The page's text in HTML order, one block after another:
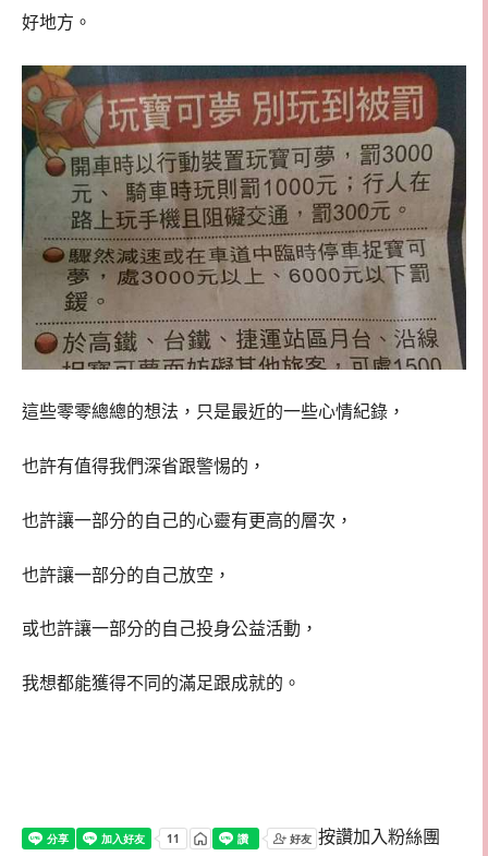
好地方。
這些零零總總的想法，只是最近的一些心情紀錄，
也許有值得我們深省跟警惕的，
也許讓一部分的自己的心靈有更高的層次，
也許讓一部分的自己放空，
或也許讓一部分的自己投身公益活動，
我想都能獲得不同的滿足跟成就的。
按讚加入粉絲團